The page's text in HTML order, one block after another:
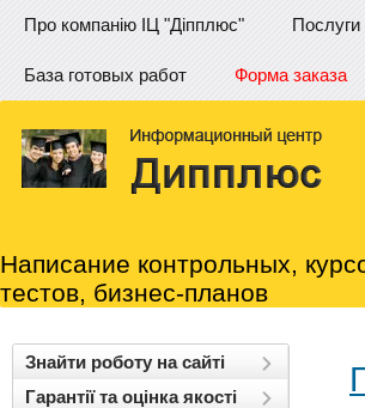
Про компанію ІЦ "Діпплюс" Послуги
База готовых работ Форма заказа
Написание контрольных,
тестов, бизнес-планов
Знайти роботу на сайті
Гарантії та оцінка якості